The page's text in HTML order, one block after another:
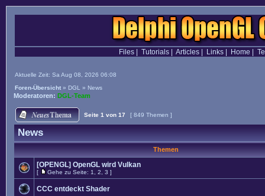
Files| Tutorials| Articles| Links| Home
Aktuelle Zeit: Sa Aug 08, 2026 06:08
Foren-Übersicht » DGL » News
Moderatoren: DGL-Team
Seite 1 von 17 [ 849 Themen ]
News
Themen
[OPENGL] OpenGL wird Vulkan
[ Gehe zu Seite: 1 2 3 ]
CCC entdeckt Shader